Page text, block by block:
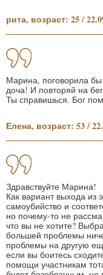
рита, возраст: 25 /
Марина, поговорила
доча! И повторяй на
Ты справишься. Бог
Елена, возраст: 53 /
Здравствуйте Марина!
Как вариант выхода из
самоубийство и
но почему-то не
что вы не хотите?
большей проблемы
проблемы на другую
если вы боитесь
помощи участникам